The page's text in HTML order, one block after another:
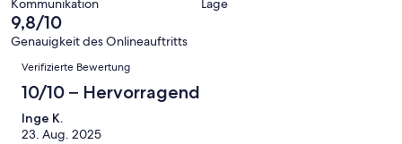
-
Gut
6
-
Okay
Bewertung
von
4
Schlecht
eine
Bewertung
Ungenügend
Kommunikation Lage
9,8/10
Genauigkeit des Onlineauftritts
Bewertungen
Verifizierte Bewertung
10/10 – Hervorragend
Inge K.
23. Aug. 2025